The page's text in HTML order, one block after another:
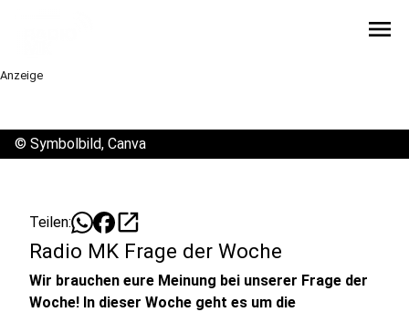
menu
Anzeige
© Symbolbild, Canva
Teilen: open_in_new
Radio MK Frage der Woche
Wir brauchen eure Meinung bei unserer Frage der
Woche! In dieser Woche geht es um die